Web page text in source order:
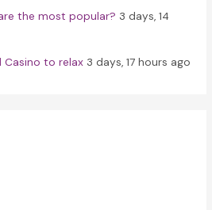
the most popular? 3 days, 14
Casino to relax 3 days, 17 hours ago